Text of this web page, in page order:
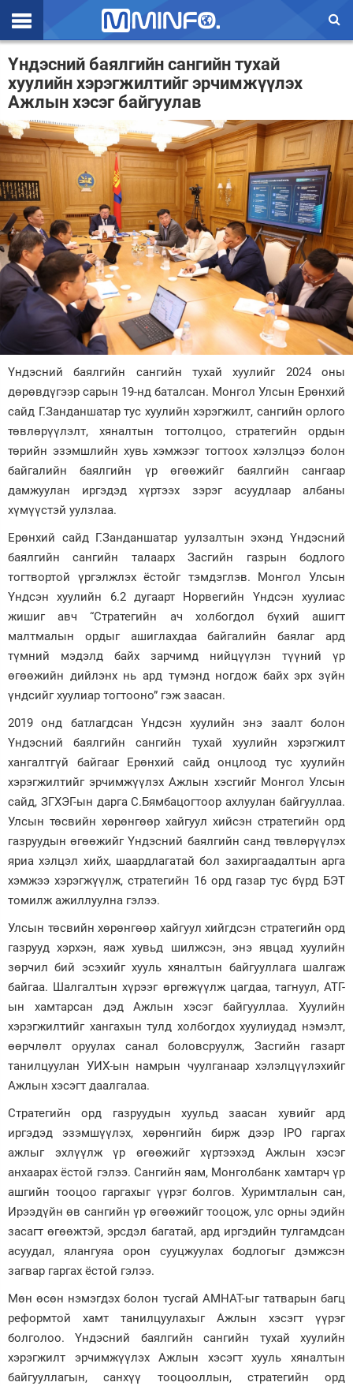
Эхлэл
Цаг агаар
Валют ханш
Улс төр
Эдийн засаг
Үзэл бодол
Спорт
Нийгэм
Дэлхий
Энтертайнмэнт
Зурхай
Үндэсний баялгийн сангийн тухай
хуулийн хэрэгжилтийг эрчимжүүлэх
Ажлын хэсэг байгуулав
Үндэсний баялгийн сангийн тухай хуулийг 2024 оны
дөрөвдүгээр сарын 19-нд баталсан. Монгол Улсын Ерөнхий
сайд Г.Занданшатар тус хуулийн хэрэгжилт, сангийн орлого
төвлөрүүлэлт, хяналтын тогтолцоо, стратегийн ордын
төрийн эзэмшлийн хувь хэмжээг тогтоох хэлэлцээ болон
байгалийн баялгийн үр өгөөжийг баялгийн сангаар
дамжуулан иргэдэд хүртээх зэрэг асуудлаар албаны
хүмүүстэй уулзлаа.
Ерөнхий сайд Г.Занданшатар уулзалтын эхэнд Үндэсний
баялгийн сангийн талаарх Засгийн газрын бодлого
тогтвортой үргэлжлэх ёстойг тэмдэглэв. Монгол Улсын
Үндсэн хуулийн 6.2 дугаарт Норвегийн Үндсэн хуулиас
жишиг авч “Стратегийн ач холбогдол бүхий ашигт
малтмалын ордыг ашиглахдаа байгалийн баялаг ард
түмний мэдэлд байх зарчимд нийцүүлэн түүний үр
өгөөжийн дийлэнх нь ард түмэнд ногдож байх эрх зүйн
үндсийг хуулиар тогтооно” гэж заасан.
2019 онд батлагдсан Үндсэн хуулийн энэ заалт болон
Үндэсний баялгийн сангийн тухай хуулийн хэрэгжилт
хангалтгүй байгааг Ерөнхий сайд онцлоод тус хуулийн
хэрэгжилтийг эрчимжүүлэх Ажлын хэсгийг Монгол Улсын
сайд, ЗГХЭГ-ын дарга С.Бямбацогтоор ахлуулан байгууллаа.
Улсын төсвийн хөрөнгөөр хайгуул хийсэн стратегийн орд
газруудын өгөөжийг Үндэсний баялгийн санд төвлөрүүлэх
яриа хэлцэл хийх, шаардлагатай бол захиргаадалтын арга
хэмжээ хэрэгжүүлж, стратегийн 16 орд газар тус бүрд БЭТ
томилж ажиллуулна гэлээ.
Улсын төсвийн хөрөнгөөр хайгуул хийгдсэн стратегийн орд
газрууд хэрхэн, яаж хувьд шилжсэн, энэ явцад хуулийн
зөрчил бий эсэхийг хууль хяналтын байгууллага шалгаж
байгаа. Шалгалтын хүрээг өргөжүүлж цагдаа, тагнуул, АТГ-
ын хамтарсан дэд Ажлын хэсэг байгууллаа. Хуулийн
хэрэгжилтийг хангахын тулд холбогдох хуулиудад нэмэлт,
өөрчлөлт оруулах санал боловсруулж, Засгийн газарт
танилцуулан УИХ-ын намрын чуулганаар хэлэлцүүлэхийг
Ажлын хэсэгт даалгалаа.
Стратегийн орд газруудын хуульд заасан хувийг ард
иргэдэд эзэмшүүлэх, хөрөнгийн бирж дээр IPO гаргах
ажлыг эхлүүлж үр өгөөжийг хүртээхэд Ажлын хэсэг
анхаарах ёстой гэлээ. Сангийн яам, Монголбанк хамтарч үр
ашгийн тооцоо гаргахыг үүрэг болгов. Хуримтлалын сан,
Ирээдүйн өв сангийн үр өгөөжийг тооцож, улс орны эдийн
засагт өгөөжтэй, эрсдэл багатай, ард иргэдийн тулгамдсан
асуудал, ялангуяа орон сууцжуулах бодлогыг дэмжсэн
загвар гаргах ёстой гэлээ.
Мөн өсөн нэмэгдэх болон тусгай АМНАТ-ыг татварын багц
реформтой хамт танилцуулахыг Ажлын хэсэгт үүрэг
болголоо. Үндэсний баялгийн сангийн тухай хуулийн
хэрэгжилт эрчимжүүлэх Ажлын хэсэгт хууль хяналтын
байгууллагын, санхүү тооцооллын, стратегийн орд